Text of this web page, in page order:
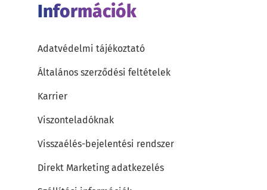
Információk
Adatvédelmi tájékoztató
Általános szerződési feltételek
Karrier
Viszonteladóknak
Visszaélés-bejelentési rendszer
Direkt Marketing adatkezelés